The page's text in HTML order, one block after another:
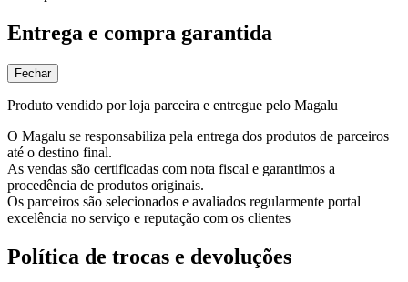
Entrega e compra garantida
Fechar
Produto vendido por loja parceira e entregue pelo Magalu
O Magalu se responsabiliza pela entrega dos produtos de parceiros
até o destino final.
As vendas são certificadas com nota fiscal e garantimos a
procedência de produtos originais.
Os parceiros são selecionados e avaliados regularmente portal
excelência no serviço e reputação com os clientes
Política de trocas e devoluções